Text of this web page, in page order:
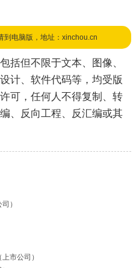
到电脑版，地址：xinchou.cn
括但不限于文本、图像、
计、软件代码等，均受版
可，任何人不得复制、转
、反向工程、反汇编或其
）
市公司）